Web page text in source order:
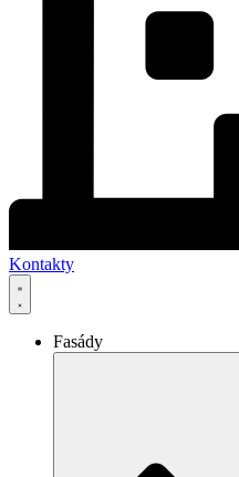
Kontakty
Fasády